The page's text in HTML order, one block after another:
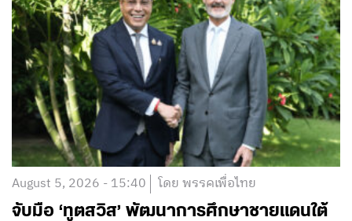
August 5, 2026 - 15:40 โดย พรรคเพื่อไทย
จับมือ ‘ทูตสวิส’ พัฒนาการศึกษาชายแดนใต้